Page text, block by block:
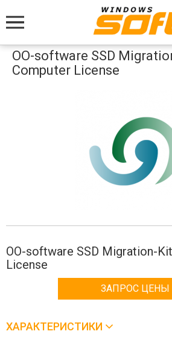
Меню
OO-software SSD
Computer License
OO-software SSD Migration-
License
ЗАПРОС ЦЕНЫ
ХАРАКТЕРИСТИКИ